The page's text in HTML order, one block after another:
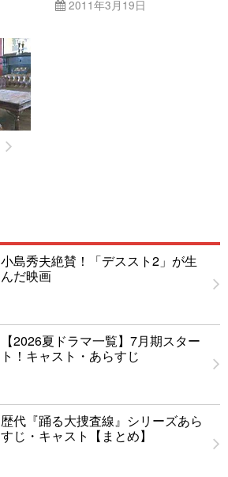
2011年3月19日
小島秀夫絶賛！「デススト2」が生
んだ映画
【2026夏ドラマ一覧】7月期スター
ト！キャスト・あらすじ
歴代『踊る大捜査線』シリーズあら
すじ・キャスト【まとめ】